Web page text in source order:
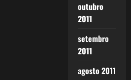
outubro
2011
setembro
2011
agosto 2011